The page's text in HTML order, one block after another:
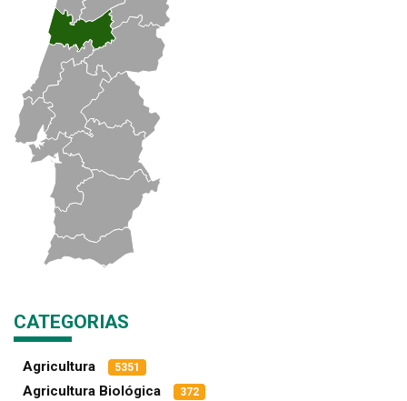
CATEGORIAS
Agricultura 5351
Agricultura Biológica 372